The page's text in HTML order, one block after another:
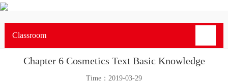
Classroom
Chapter 6 Cosmetics Text Basic Knowledge
Time：2019-03-29